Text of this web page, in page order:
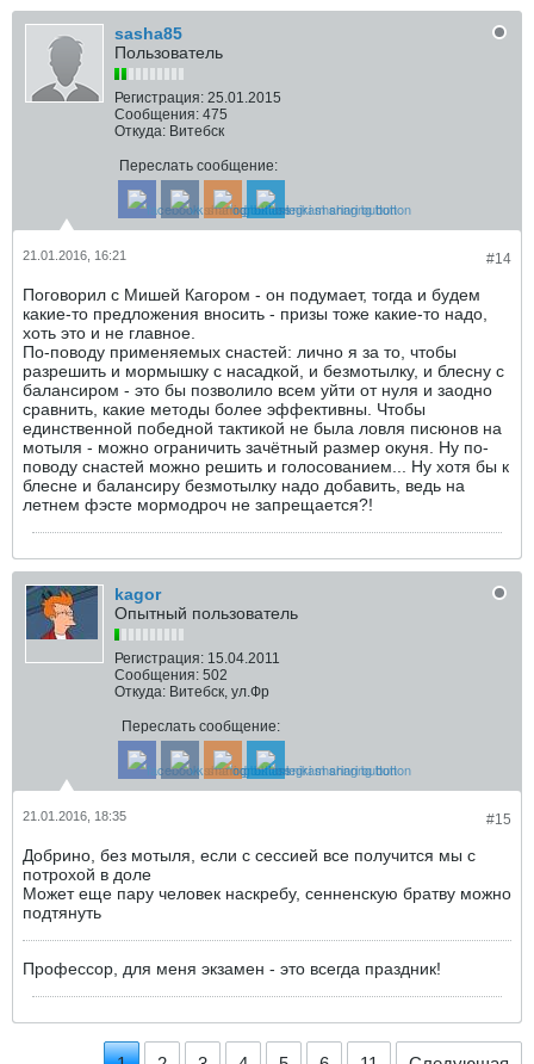
sasha85
Пользователь
Регистрация: 25.01.2015
Сообщения: 475
Откуда: Витебск
Переслать сообщение:
#14
21.01.2016, 16:21
Поговорил с Мишей Кагором - он подумает, тогда и будем
какие-то предложения вносить - призы тоже какие-то надо,
хоть это и не главное.
По-поводу применяемых снастей: лично я за то, чтобы
разрешить и мормышку с насадкой, и безмотылку, и блесну с
балансиром - это бы позволило всем уйти от нуля и заодно
сравнить, какие методы более эффективны. Чтобы
единственной победной тактикой не была ловля писюнов на
мотыля - можно ограничить зачётный размер окуня. Ну по-
поводу снастей можно решить и голосованием... Ну хотя бы к
блесне и балансиру безмотылку надо добавить, ведь на
летнем фэсте мормодроч не запрещается?!
kagor
Опытный пользователь
Регистрация: 15.04.2011
Сообщения: 502
Откуда: Витебск, ул.Фр
Переслать сообщение:
#15
21.01.2016, 18:35
Добрино, без мотыля, если с сессией все получится мы с
потрохой в доле
Может еще пару человек наскребу, сенненскую братву можно
подтянуть
Профессор, для меня экзамен - это всегда праздник!